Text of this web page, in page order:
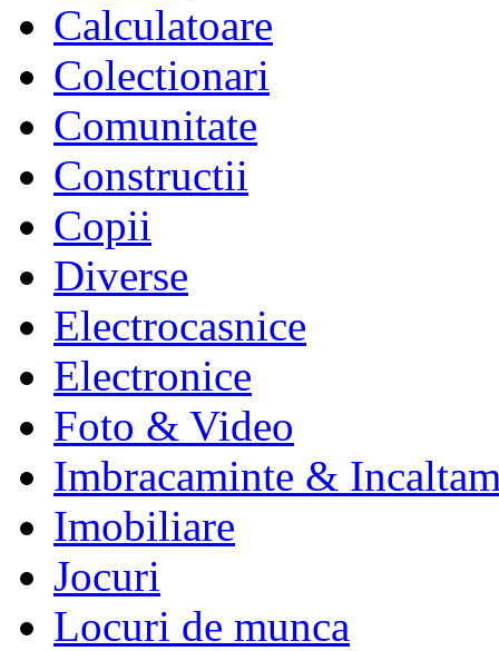
Calculatoare
Colectionari
Comunitate
Constructii
Copii
Diverse
Electrocasnice
Electronice
Foto & Video
Imbracaminte &
Imobiliare
Jocuri
Locuri de munca